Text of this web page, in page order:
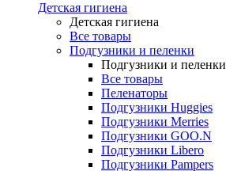
Детская гигиена
Детская гигиена
Все товары
Подгузники и пеленки
Подгузники и пеленки
Все товары
Пеленаторы
Подгузники Huggies
Подгузники Merries
Подгузники GOO.N
Подгузники Libero
Подгузники Pampers